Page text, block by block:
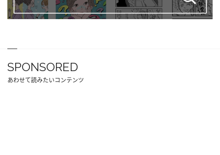
SPONSORED
あわせて読みたいコンテンツ